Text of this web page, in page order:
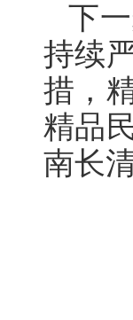
下
持续
措，
精品
南长